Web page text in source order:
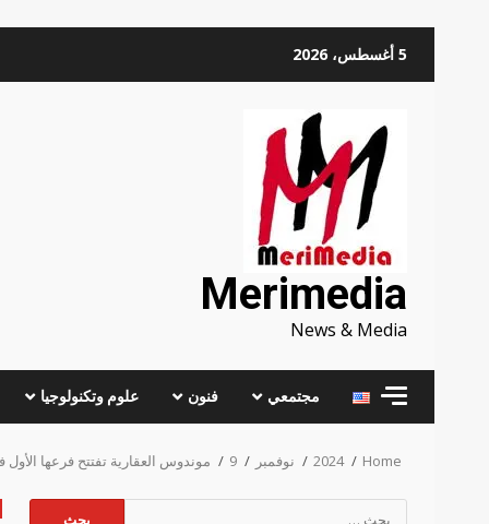
5 أغسطس، 2026
Merimedia
News & Media
مجتمعي فنون علوم وتكنولوجيا
Home
2024 نوفمبر 9 موندوس العقارية تفتتح فرعها